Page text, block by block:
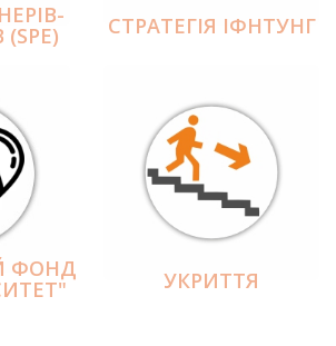
СТРАТЕГІЯ ІФНТУНГ
ФОНД УКРИТТЯ